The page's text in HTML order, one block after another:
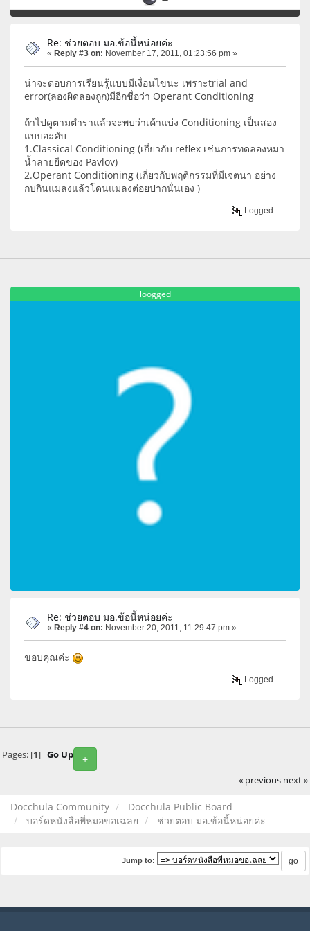
Re: ช่วยตอบ มอ.ข้อนี้หน่อยค่ะ
« Reply #3 on: November 17, 2011, 01:23:56 pm »
น่าจะตอบการเรียนรู้แบบมีเงื่อนไขนะ เพราะtrial and
error(ลองผิดลองถูก)มีอีกชื่อว่า Operant Conditioning
ถ้าไปดูตามตำราแล้วจะพบว่าเค้าแบ่ง Conditioning เป็นสอง
แบบอะคับ
1.Classical Conditioning (เกี่ยวกับ reflex เช่นการทดลองหมา
น้ำลายยืดของ Pavlov)
2.Operant Conditioning (เกี่ยวกับพฤติกรรมที่มีเจตนา อย่าง
กบกินแมลงแล้วโดนแมลงต่อยปากนั่นเอง )
Logged
loogged
Re: ช่วยตอบ มอ.ข้อนี้หน่อยค่ะ
« Reply #4 on: November 20, 2011, 11:29:47 pm »
ขอบคุณค่ะ
Logged
+
Pages: [1] Go Up
« previous next »
Docchula Community
Docchula Public Board
บอร์ดหนังสือพี่หมอขอเฉลย
ช่วยตอบ มอ.ข้อนี้หน่อยค่ะ
Jump to: